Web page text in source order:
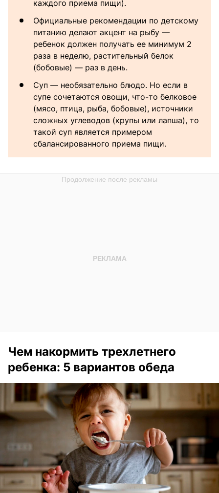
каждого приема пищи).
Официальные рекомендации по детскому
питанию делают акцент на рыбу —
ребенок должен получать ее минимум 2
раза в неделю, растительный белок
(бобовые) — раз в день.
Суп — необязательно блюдо. Но если в
супе сочетаются овощи, что-то белковое
(мясо, птица, рыба, бобовые), источники
сложных углеводов (крупы или лапша), то
такой суп является примером
сбалансированного приема пищи.
Чем накормить трехлетнего
ребенка: 5 вариантов обеда